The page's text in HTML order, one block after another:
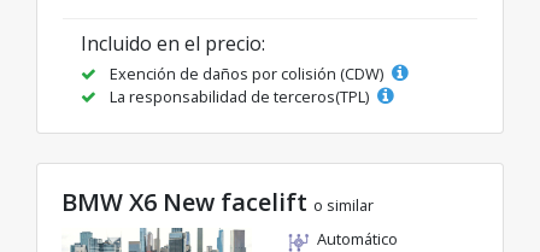
Incluido en el precio:
Exención de daños por colisión (CDW)
La responsabilidad de terceros(TPL)
BMW X6 New facelift o similar
Automático